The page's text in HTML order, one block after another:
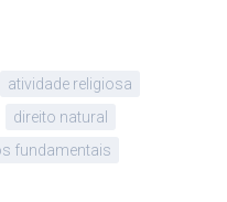
atividade religiosa
direito natural
fundamentais